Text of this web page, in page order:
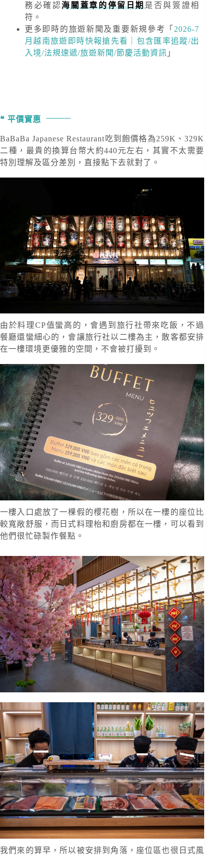
務必確認海關蓋章的停留日期是否與簽證相
符。
更多即時的旅遊新聞及重要新規參考「 2026-7
月越南旅遊即時快報搶先看｜包含匯率追蹤/出
入境/法規速遞/旅遊新聞/節慶活動資訊 」
平價實惠
BaBaBa Japanese Restaurant吃到飽價格為259K、329K
二種，最貴的換算台幣大約440元左右，其實不太需要
特別理解及區分差別，直接點下去就對了。
由於料理CP值蠻高的，會遇到旅行社帶來吃飯，不過
餐廳還蠻細心的，會讓旅行社以二樓為主，散客都安排
在一樓環境更優雅的空間，不會被打擾到。
一樓入口處放了一棵假的櫻花樹，所以在一樓的座位比
較寬敞舒服，而日式料理枱和廚房都在一樓，可以看到
他們很忙碌製作餐點。
我們來的算早，所以被安排到角落，座位區也很日式風